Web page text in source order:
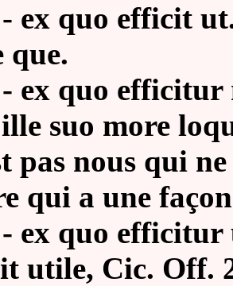
efficit
que.
ex quo efficitur
suo more
pas nous qui
qui a une
ex quo efficitur
utile, Cic. Off.